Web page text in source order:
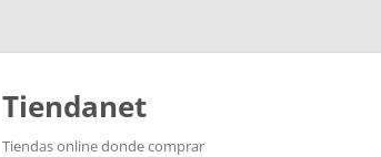
Saltar
contenido
Tiendanet
Tiendas online donde comprar